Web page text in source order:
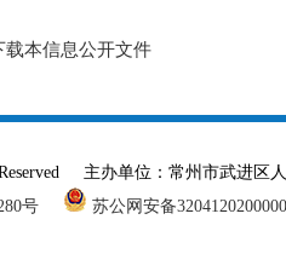
载本信息公开文件
Reserved 主办单位：常州市武进
号
苏公网安备